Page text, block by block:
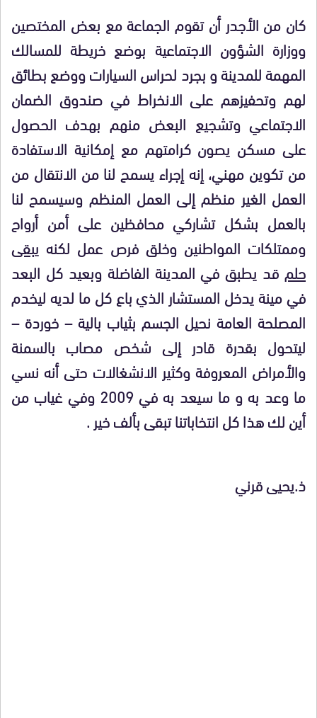
كان من الأجدر أن تقوم الجماعة مع بعض المختصين
ووزارة الشؤون الاجتماعية بوضع خريطة للمسالك
المهمة للمدينة و بجرد لحراس السيارات ووضع بطائق
لهم وتحفيزهم على الانخراط في صندوق الضمان
الاجتماعي وتشجيع البعض منهم بهدف الحصول
على مسكن يصون كرامتهم مع إمكانية الاستفادة
من تكوين مهني، إنه إجراء يسمح لنا من الانتقال من
العمل الغير منظم إلى العمل المنظم وسيسمح لنا
بالعمل بشكل تشاركي محافظين على أمن أرواح
وممتلكات المواطنين وخلق فرص عمل لكنه يبقى
حلمقد يطبق في المدينة الفاضلة وبعيد كل البعد
في مينة يدخل المستشار الذي باع كل ما لديه ليخدم
المصلحة العامة نحيل الجسم بثياب بالية – خوردة –
ليتحول بقدرة قادر إلى شخص مصاب بالسمنة
والأمراض المعروفة وكثير الانشغالات حتى أنه نسي
ما وعد به و ما سيعد به في 2009 وفي غياب من
أين لك هذا كل انتخاباتنا تبقى بألف خير .
ذ.يحيى قرني